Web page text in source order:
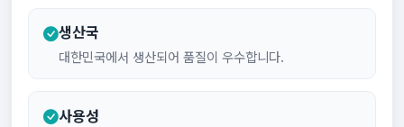
생산국
대한민국에서 생산되어 품질이 우수합니다.
사용성